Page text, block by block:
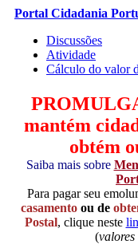
Portal Cidadania
Discussões
Atividade
Cálculo do valor
mantém
obtém
Saiba mais sobre
Para pagar seu
casamento ou de
Postal, clique neste
(